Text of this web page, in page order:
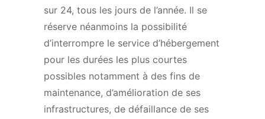
sur 24, tous les jours de l’année. Il se
réserve néanmoins la possibilité
d’interrompre le service d’hébergement
pour les durées les plus courtes
possibles notamment à des fins de
maintenance, d’amélioration de ses
infrastructures, de défaillance de ses